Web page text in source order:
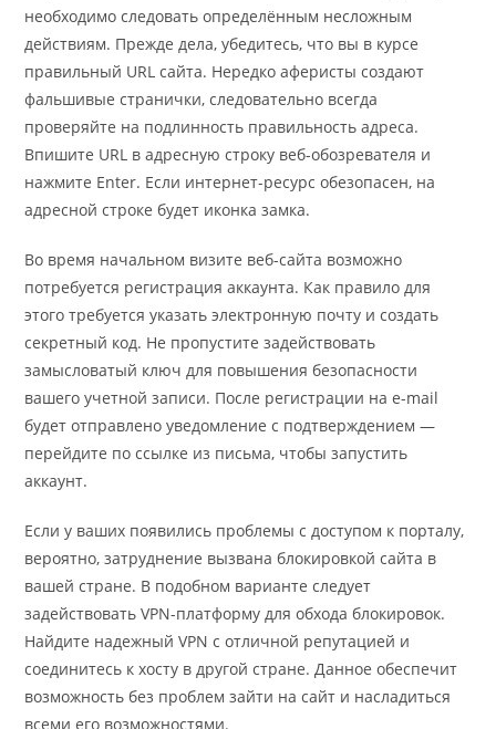
необходимо следовать определённым несложным
действиям. Прежде дела, убедитесь, что вы в курсе
правильный URL сайта. Нередко аферисты создают
фальшивые странички, следовательно всегда
проверяйте на подлинность правильность адреса.
Впишите URL в адресную строку веб-обозревателя и
нажмите Enter. Если интернет-ресурс обезопасен, на
адресной строке будет иконка замка.
Во время начальном визите веб-сайта возможно
потребуется регистрация аккаунта. Как правило для
этого требуется указать электронную почту и создать
секретный код. Не пропустите задействовать
замысловатый ключ для повышения безопасности
вашего учетной записи. После регистрации на e-mail
будет отправлено уведомление с подтверждением —
перейдите по ссылке из письма, чтобы запустить
аккаунт.
Если у ваших появились проблемы с доступом к порталу,
вероятно, затруднение вызвана блокировкой сайта в
вашей стране. В подобном варианте следует
задействовать VPN-платформу для обхода блокировок.
Найдите надежный VPN с отличной репутацией и
соединитесь к хосту в другой стране. Данное обеспечит
возможность без проблем зайти на сайт и насладиться
всеми его возможностями.